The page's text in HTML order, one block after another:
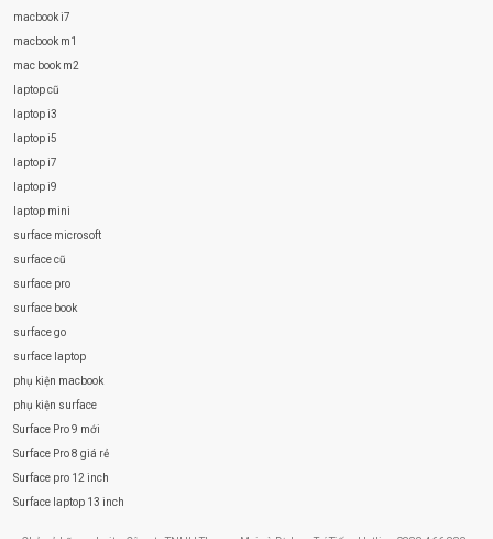
macbook i7
macbook m1
mac book m2
laptop cũ
laptop i3
laptop i5
laptop i7
laptop i9
laptop mini
surface microsoft
surface cũ
surface pro
surface book
surface go
surface laptop
phụ kiện macbook
phụ kiện surface
Surface Pro 9 mới
Surface Pro 8 giá rẻ
Surface pro 12 inch
Surface laptop 13 inch